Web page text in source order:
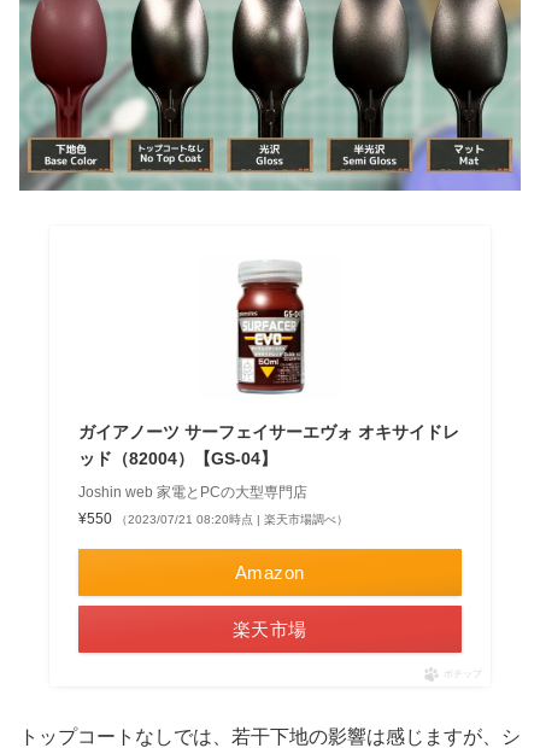
ガイアノーツ サーフェイサーエヴォ オキサイドレ
ッド（82004）【GS-04】
Joshin web 家電とPCの大型専門店
¥550
（2023/07/21 08:20時点 | 楽天市場調べ）
Amazon
楽天市場
ポチップ
トップコートなしでは、若干下地の影響は感じますが、シ